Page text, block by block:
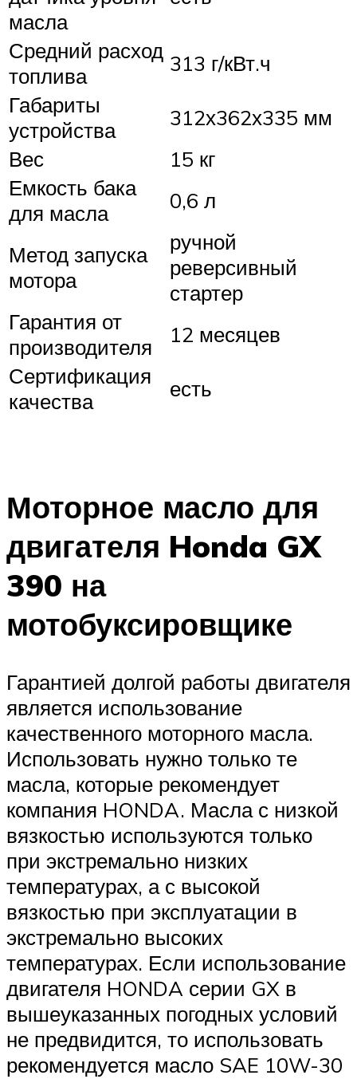
масла
Средний расход
топлива
313 г/кВт.ч
Габариты
устройства
312х362х335 мм
Вес
15 кг
Емкость бака
для масла
0,6 л
Метод запуска
мотора
ручной
реверсивный
стартер
Гарантия от
производителя
12 месяцев
Сертификация
качества
есть
Моторное масло для
двигателя Honda GX
390 на
мотобуксировщике
Гарантией долгой работы двигателя
является использование
качественного моторного масла.
Использовать нужно только те
масла, которые рекомендует
компания HONDA. Масла с низкой
вязкостью используются только
при экстремально низких
температурах, а с высокой
вязкостью при эксплуатации в
экстремально высоких
температурах. Если использование
двигателя HONDA серии GX в
вышеуказанных погодных условий
не предвидится, то использовать
рекомендуется масло SAE 10W-30